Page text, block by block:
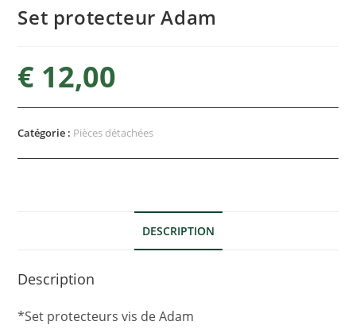
Set protecteur Adam
€ 12,00
Catégorie : Pièces détachées
DESCRIPTION
Description
*Set protecteurs vis de Adam